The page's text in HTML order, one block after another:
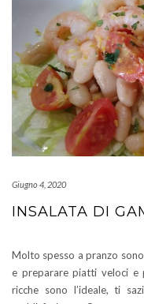
Giugno 4, 2020
INSALATA DI
Molto spesso a pranzo
e preparare piatti veloci e
ricche sono l’ideale, ti